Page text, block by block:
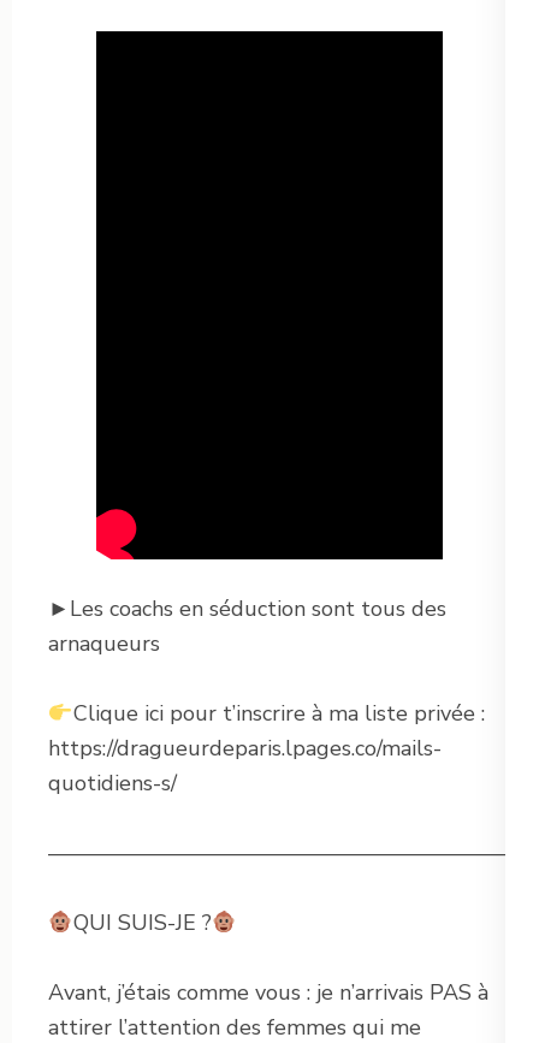
►Les coachs en séduction sont tous des
arnaqueurs
Clique ici pour t’inscrire à ma liste privée :
https://dragueurdeparis.lpages.co/mails-
quotidiens-s/
QUI SUIS-JE ?
Avant, j’étais comme vous : je n’arrivais PAS à
attirer l’attention des femmes qui me